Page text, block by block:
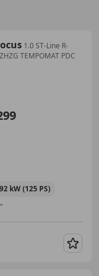
1.0 ST-Line R-
TEMPOMAT PDC
92 kW (125 PS)